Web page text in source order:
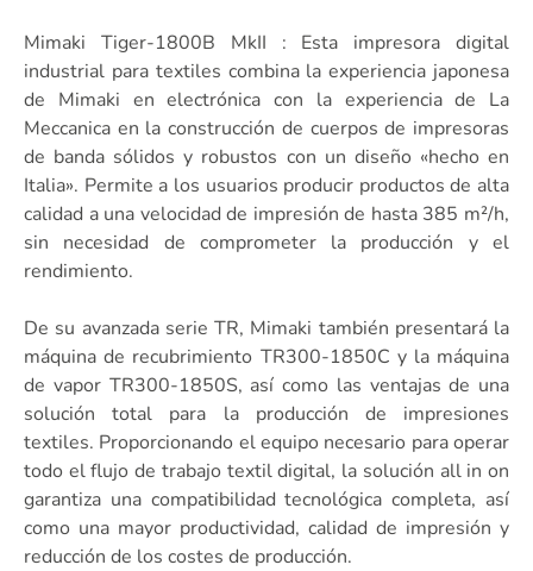
Mimaki Tiger-1800B MkII : Esta impresora digital
industrial para textiles combina la experiencia japonesa
de Mimaki en electrónica con la experiencia de La
Meccanica en la construcción de cuerpos de impresoras
de banda sólidos y robustos con un diseño «hecho en
Italia». Permite a los usuarios producir productos de alta
calidad a una velocidad de impresión de hasta 385 m²/h,
sin necesidad de comprometer la producción y el
rendimiento.
De su avanzada serie TR, Mimaki también presentará la
máquina de recubrimiento TR300-1850C y la máquina
de vapor TR300-1850S, así como las ventajas de una
solución total para la producción de impresiones
textiles. Proporcionando el equipo necesario para operar
todo el flujo de trabajo textil digital, la solución all in on
garantiza una compatibilidad tecnológica completa, así
como una mayor productividad, calidad de impresión y
reducción de los costes de producción.